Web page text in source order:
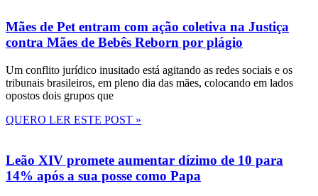
Mães de Pet entram com ação coletiva na Justiça
contra Mães de Bebês Reborn por plágio
Um conflito jurídico inusitado está agitando as redes sociais e os
tribunais brasileiros, em pleno dia das mães, colocando em lados
opostos dois grupos que
QUERO LER ESTE POST »
Leão XIV promete aumentar dízimo de 10 para
14% após a sua posse como Papa